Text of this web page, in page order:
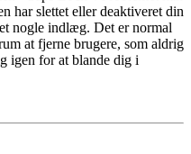
har slettet eller deaktiveret din
nogle indlæg. Det er normal
at fjerne brugere, som aldrig
igen for at blande dig i